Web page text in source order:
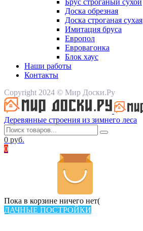
Брус строганый сухой
Доска обрезная
Доска строганая сухая
Имитация бруса
Европол
Евровагонка
Блок хаус
Наши работы
Контакты
Copyright 2024 © Мир Доски.Ру
Деревянные строения из зимнего леса
0 руб.
0
Пока в корзине ничего нет(
ДАЧНЫЕ ПОСТРОЙКИ